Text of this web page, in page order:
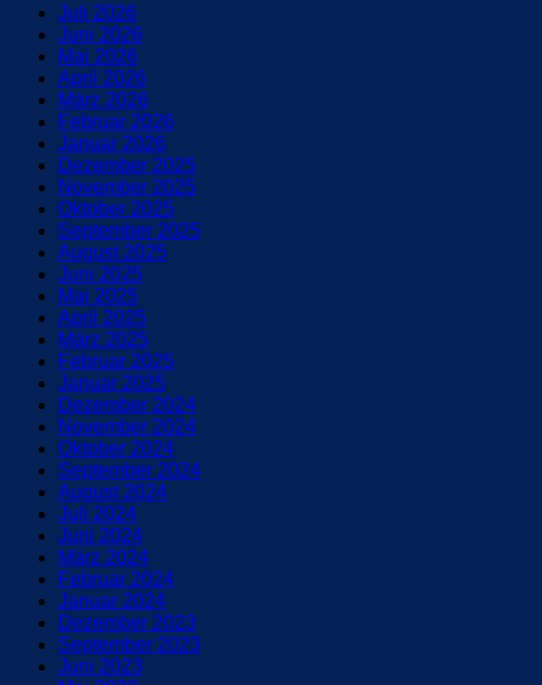
Juli 2026
Juni 2026
Mai 2026
April 2026
März 2026
Februar 2026
Januar 2026
Dezember 2025
November 2025
Oktober 2025
September 2025
August 2025
Juni 2025
Mai 2025
April 2025
März 2025
Februar 2025
Januar 2025
Dezember 2024
November 2024
Oktober 2024
September 2024
August 2024
Juli 2024
Juni 2024
März 2024
Februar 2024
Januar 2024
Dezember 2023
September 2023
Juni 2023